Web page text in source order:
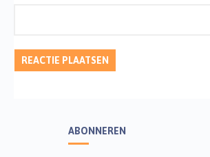
ABONNEREN